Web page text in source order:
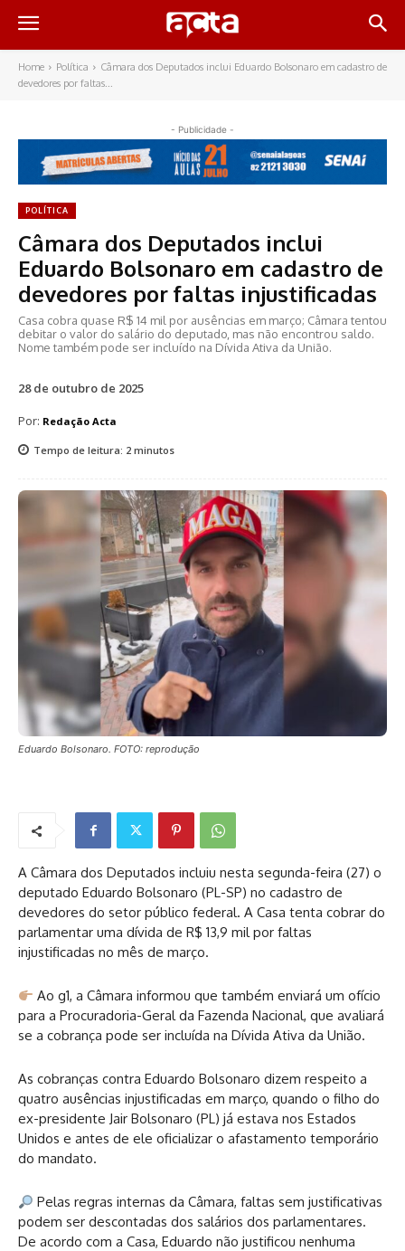
Home Política
Câmara dos Deputados inclui Eduardo Bolsonaro em cadastro de
devedores por faltas...
- Publicidade -
POLÍTICA
Câmara dos Deputados inclui
Eduardo Bolsonaro em cadastro de
devedores por faltas injustificadas
Casa cobra quase R$ 14 mil por ausências em março; Câmara tentou
debitar o valor do salário do deputado, mas não encontrou saldo.
Nome também pode ser incluído na Dívida Ativa da União.
28 de outubro de 2025
Por: Redação Acta
Tempo de leitura: 2 minutos
Eduardo Bolsonaro. FOTO: reprodução
A Câmara dos Deputados incluiu nesta segunda-feira (27) o
deputado Eduardo Bolsonaro (PL-SP) no cadastro de
devedores do setor público federal. A Casa tenta cobrar do
parlamentar uma dívida de R$ 13,9 mil por faltas
injustificadas no mês de março.
Ao g1, a Câmara informou que também enviará um ofício
para a Procuradoria-Geral da Fazenda Nacional, que avaliará
se a cobrança pode ser incluída na Dívida Ativa da União.
As cobranças contra Eduardo Bolsonaro dizem respeito a
quatro ausências injustificadas em março, quando o filho do
ex-presidente Jair Bolsonaro (PL) já estava nos Estados
Unidos e antes de ele oficializar o afastamento temporário
do mandato.
Pelas regras internas da Câmara, faltas sem justificativas
podem ser descontadas dos salários dos parlamentares.
De acordo com a Casa, Eduardo não justificou nenhuma